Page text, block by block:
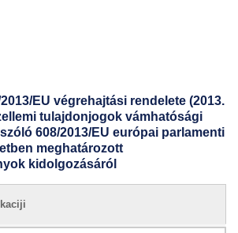
EU végrehajtási rendelete (2013.
tulajdonjogok vámhatósági
608/2013/EU európai parlamenti
meghatározott
kidolgozásáról